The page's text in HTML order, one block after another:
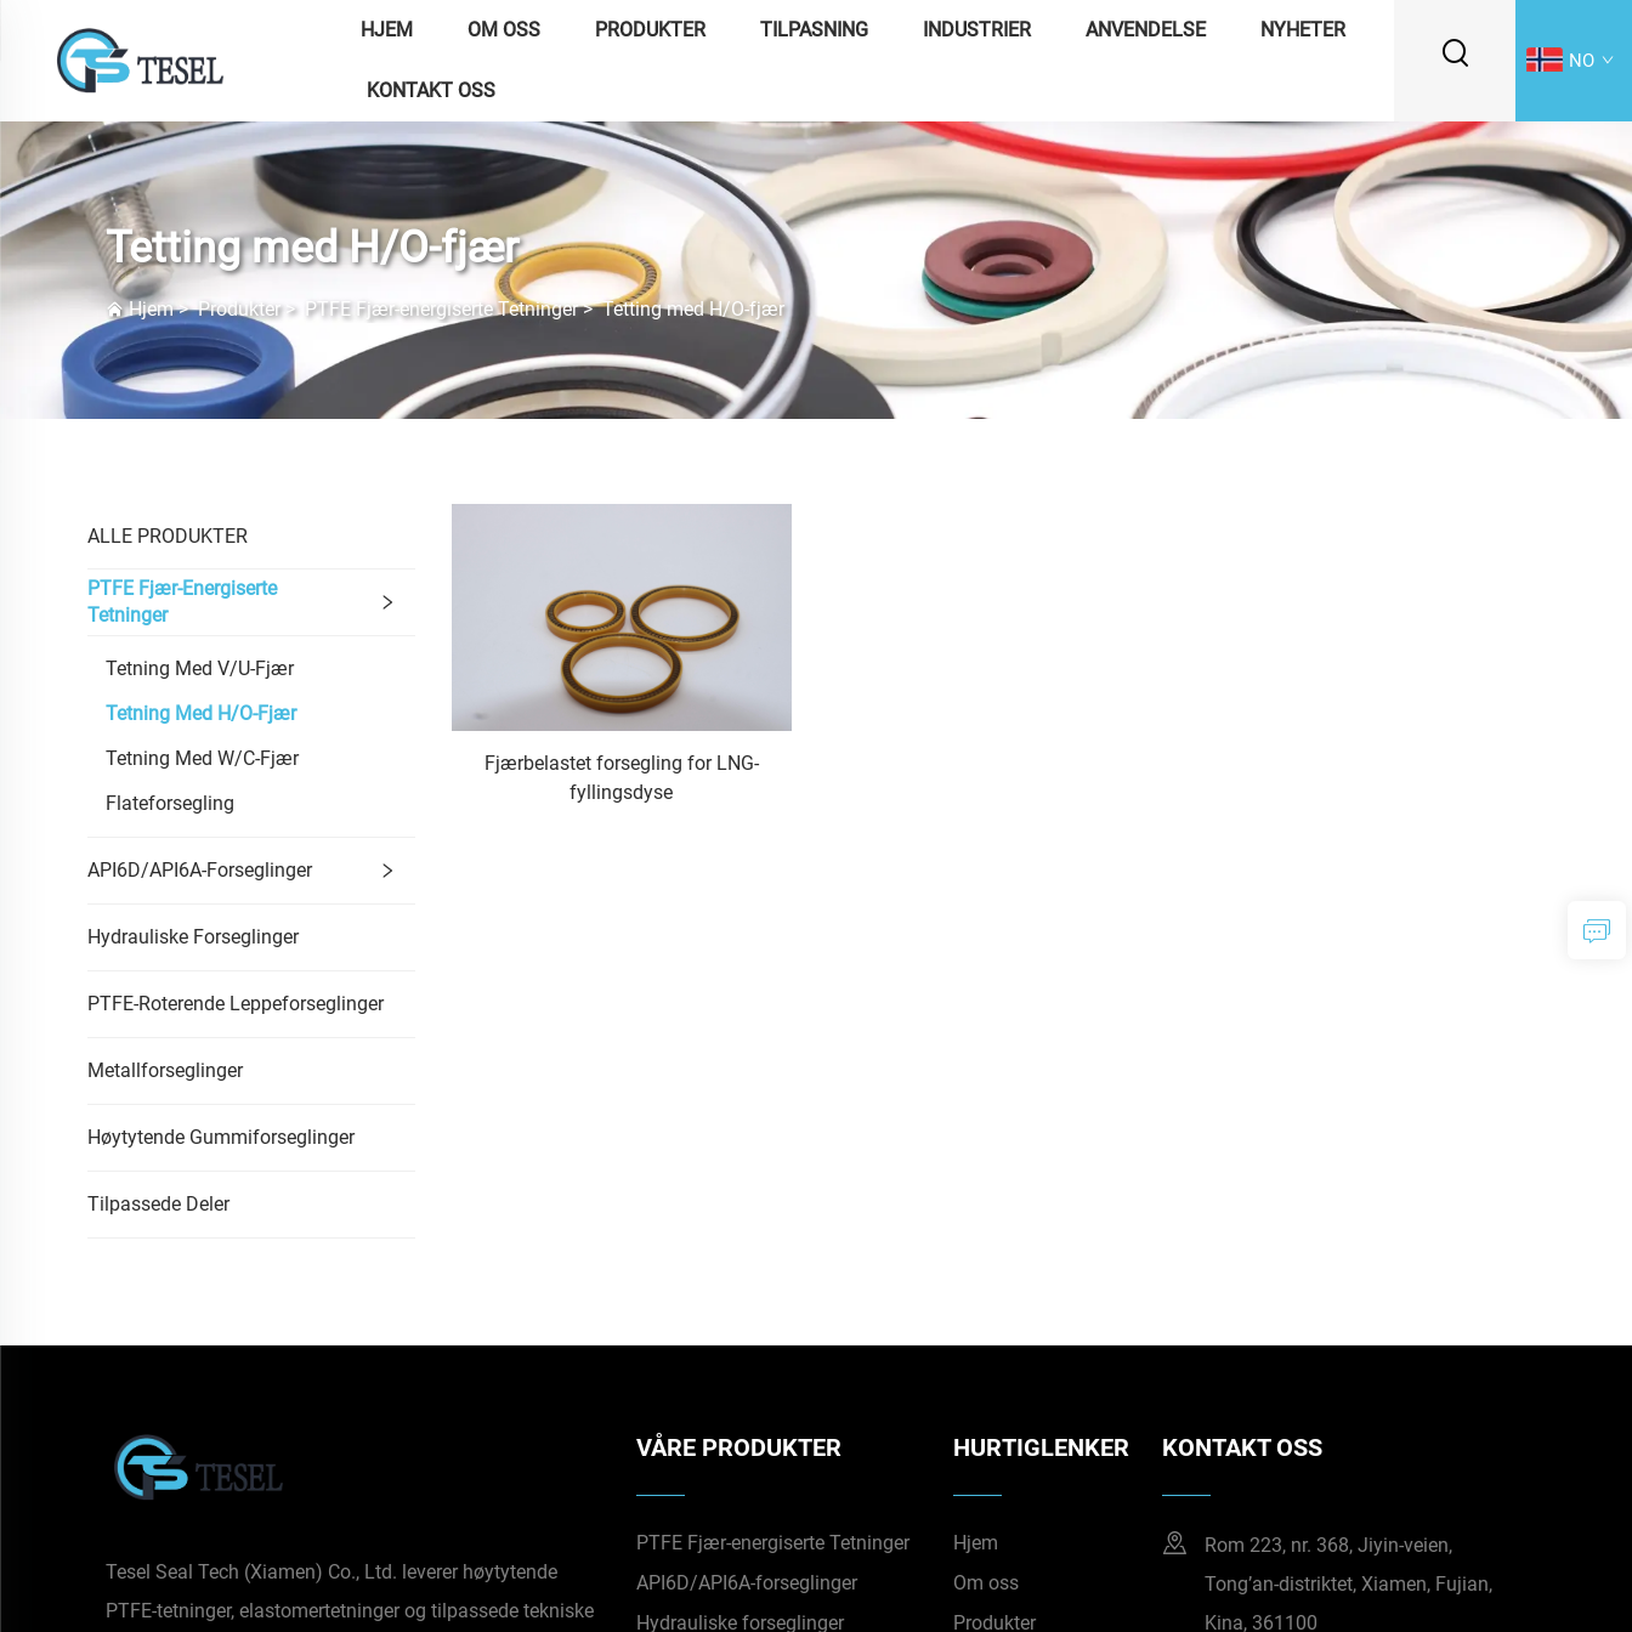
HJEM OM OSS PRODUKTER TILPASNING INDUSTRIER ANVENDELSE NYHETER
KONTAKT OSS
NO
Tetting med H/O-fjær
Hjem>Produkter> PTFE Fjær-energiserte Tetninger>Tetting med H/O-fjær
ALLE PRODUKTER
PTFE Fjær-Energiserte
Tetninger
Tetning Med V/U-Fjær
Tetning Med H/O-Fjær
Tetning Med W/C-Fjær
Flateforsegling
API6D/API6A-Forseglinger
Hydrauliske Forseglinger
PTFE-Roterende Leppeforseglinger
Metallforseglinger
Høytytende Gummiforseglinger
Tilpassede Deler
Fjærbelastet forsegling for LNG-
fyllingsdyse
Tesel Seal Tech (Xiamen) Co., Ltd. leverer høytytende
PTFE-tetninger, elastomertetninger og tilpassede tekniske
VÅRE PRODUKTER
PTFE Fjær-energiserte Tetninger
API6D/API6A-forseglinger
Hydrauliske forseglinger
HURTIGLENKER
Hjem
Om oss
Produkter
KONTAKT OSS
Rom 223, nr. 368, Jiyin-veien,
Tong’an-distriktet, Xiamen, Fujian,
Kina, 361100